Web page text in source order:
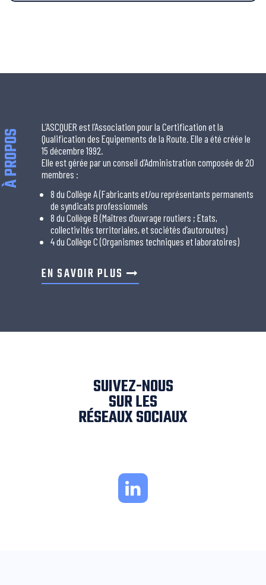
À PROPOS
L’ASCQUER est l’Association pour la Certification et la
Qualification des Equipements de la Route. Elle a été créée le
15 décembre 1992.
Elle est gérée par un conseil d’Administration composée de 20
membres :
8 du Collège A (Fabricants et/ou représentants permanents
de syndicats professionnels
8 du Collège B (Maîtres d’ouvrage routiers ; Etats,
collectivités territoriales, et sociétés d’autoroutes)
4 du Collège C (Organismes techniques et laboratoires)
EN SAVOIR PLUS
SUIVEZ-NOUS
SUR LES
RÉSEAUX SOCIAUX